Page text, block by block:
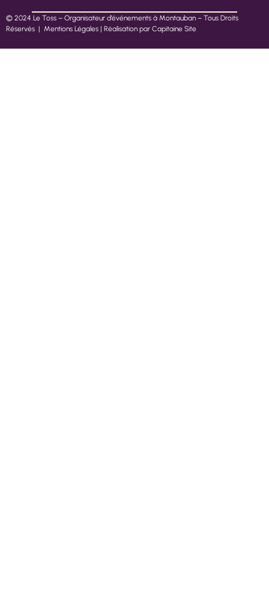
© 2024 Le Toss – Organisateur d’événements à Montauban – Tous Droits
Réservés | Mentions Légales | Réalisation par Capitaine Site